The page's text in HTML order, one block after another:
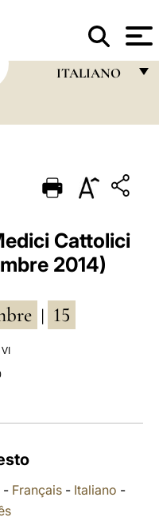
ITALIANO
PORTUGUÊS
ESPAÑOL
DEUTSCH
العربيّة
Cattolici
2014)
15
- Français- Italiano -